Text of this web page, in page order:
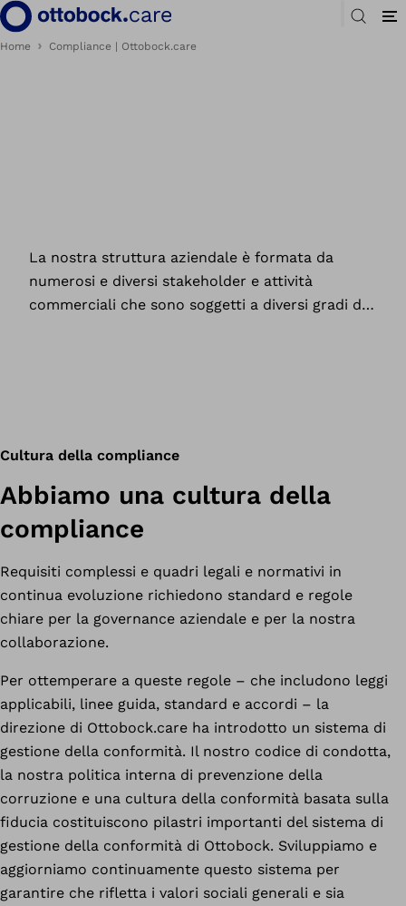
Home Compliance | Ottobock.care
Cultura della compliance
Abbiamo una cultura della
compliance
Requisiti complessi e quadri legali e normativi in ​​
continua evoluzione richiedono standard e regole
chiare per la governance aziendale e per la nostra
collaborazione.
Per ottemperare a queste regole – che includono leggi
applicabili, linee guida, standard e accordi – la
direzione di Ottobock.care ha introdotto un sistema di
gestione della conformità. Il nostro codice di condotta,
la nostra politica interna di prevenzione della
corruzione e una cultura della conformità basata sulla
fiducia costituiscono pilastri importanti del sistema di
gestione della conformità di Ottobock. Sviluppiamo e
aggiorniamo continuamente questo sistema per
garantire che rifletta i valori sociali generali e sia